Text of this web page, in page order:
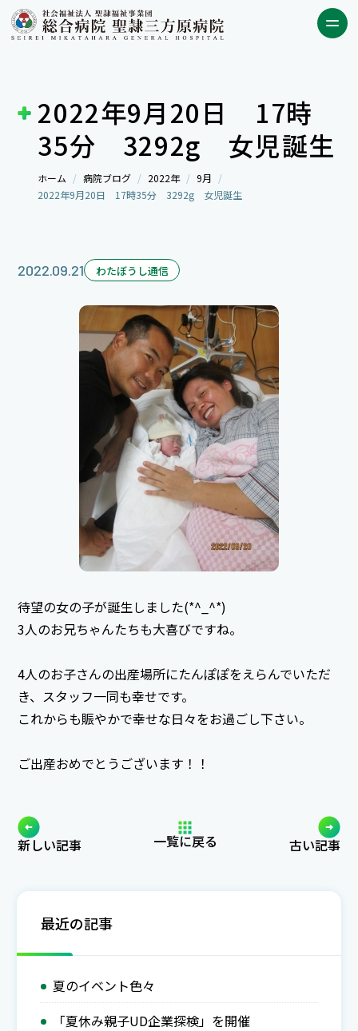
2022年9月20日 17時
35分 3292g 女児誕生
ホーム 病院ブログ 2022年
9月
2022年9月20日 17時35分 3292g 女児誕生
2022.09.21 わたぼうし通信
待望の女の子が誕生しました(*^_^*)
3人のお兄ちゃんたちも大喜びですね。
4人のお子さんの出産場所にたんぽぽをえらんでいただ
き、スタッフ一同も幸せです。
これからも賑やかで幸せな日々をお過ごし下さい。
ご出産おめでとうございます！！
新しい記事 一覧に戻る 古い記事
最近の記事
夏のイベント色々
「夏休み親子UD企業探検」を開催